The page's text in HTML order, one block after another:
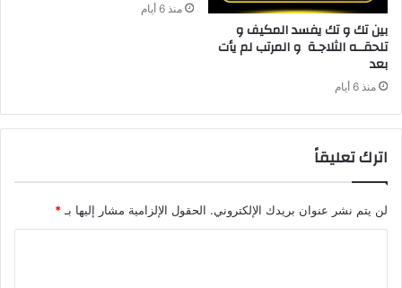
‬بعد‭ ‬
منذ 6 أيام
منذ 6 أيام
اترك تعليقاً
لن يتم نشر عنوان بريدك الإلكتروني. الحقول الإلزامية مشار إليها بـ *